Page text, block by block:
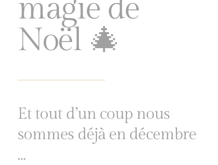
magie de
Noël 🎄
Et tout d’un coup nous
sommes déjà en décembre
…